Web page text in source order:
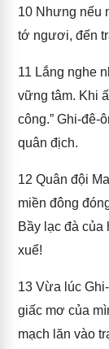
10 Nhưng nếu
tớ ngươi, đến
11 Lắng nghe
vững tâm. Khi
công.” Ghi-đê-
quân địch.
12 Quân đội
miền đông
Bầy lạc đà
xuể!
13 Vừa lúc
giấc mơ của
mạch lăn vào